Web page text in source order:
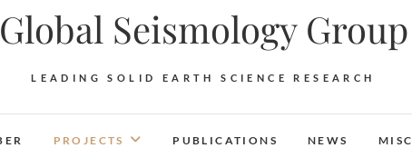
Global Seismology Group
LEADING SOLID EARTH SCIENCE RESEARCH
PROJECTS PUBLICATIONS NEWS MISC